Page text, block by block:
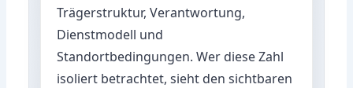
Trägerstruktur, Verantwortung,
Dienstmodell und
Standortbedingungen. Wer diese Zahl
isoliert betrachtet, sieht den sichtbaren